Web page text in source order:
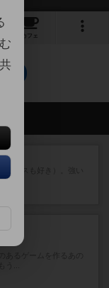
カフェ
る
ロレスも好き）。強い
ジ...